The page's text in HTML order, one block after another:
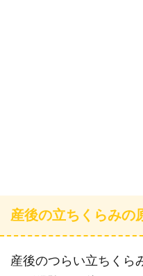
産後の立ちくらみの
産後のつらい立ちくら